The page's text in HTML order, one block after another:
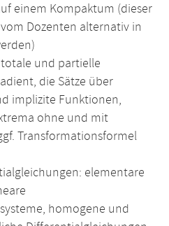
einem Kompaktum (dieser
Dozenten alternativ in
und partielle
die Sätze über
implizite Funktionen,
ohne und mit
Transformationsformel
elementare
homogene und